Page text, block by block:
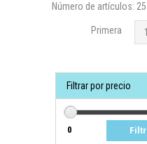
Número de artículos: 25
Primera 1
Filtrar por precio